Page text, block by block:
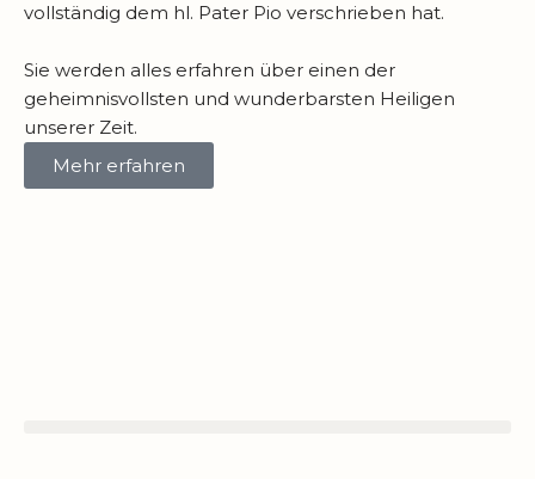
vollständig dem hl. Pater Pio verschrieben hat.
Sie werden alles erfahren über einen der
geheimnisvollsten und wunderbarsten Heiligen
unserer Zeit.
Mehr erfahren